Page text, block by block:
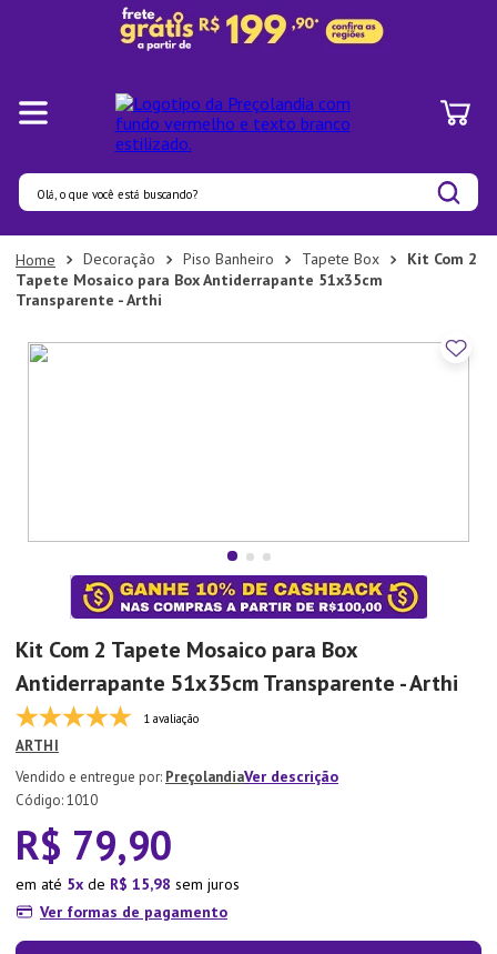
Olá, o que você está buscando?
Decoração Piso Banheiro Tapete Box
Kit Com 2
Tapete Mosaico para Box Antiderrapante 51x35cm
Transparente - Arthi
Kit Com 2 Tapete Mosaico para Box
Antiderrapante 51x35cm Transparente - Arthi
1 avaliação
ARTHI
PreçolandiaVer descrição
:1010
R$ 79,90
em até 5 de R$ 15,98 sem juros
Ver formas de pagamento
Termos mais buscados
1º
Pratos
3
Aparelho Jantar